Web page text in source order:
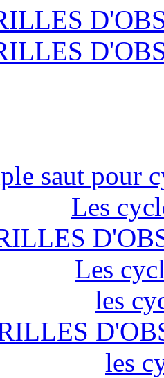
saut pour
Les
Les
les
les